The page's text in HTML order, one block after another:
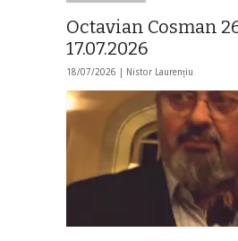
Octavian Cosman
17.07.2026
18/07/2026 | Nistor Laurențiu